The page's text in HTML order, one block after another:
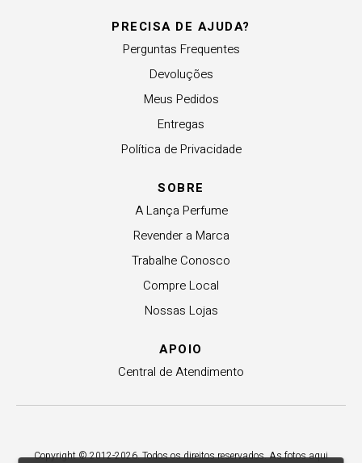
PRECISA DE AJUDA?
Perguntas Frequentes
Devoluções
Meus Pedidos
Entregas
Política de Privacidade
SOBRE
A Lança Perfume
Revender a Marca
Trabalhe Conosco
Compre Local
Nossas Lojas
APOIO
Central de Atendimento
Copyright © 2012-2026. Todos os direitos reservados. As fotos aqui